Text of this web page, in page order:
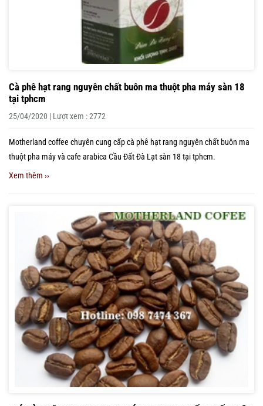
Cà phê hạt rang nguyên chất buôn ma thuột pha máy sàn 18
tại tphcm
25/04/2020 | Lượt xem : 2772
Motherland coffee chuyên cung cấp cà phê hạt rang nguyên chất buôn ma
thuột pha máy và cafe arabica Cầu Đất Đà Lạt sàn 18 tại tphcm.
Xem thêm ››